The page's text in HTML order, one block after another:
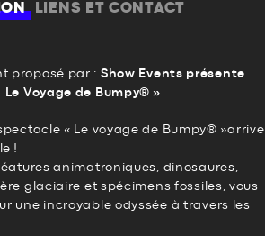
LIENS ET CONTACT
proposé par : Show Events présente
Le Voyage de Bumpy® »
« Le voyage de Bumpy® »arrive
!
animatroniques, dinosaures,
glaciaire et spécimens fossiles, vous
une incroyable odyssée à travers les